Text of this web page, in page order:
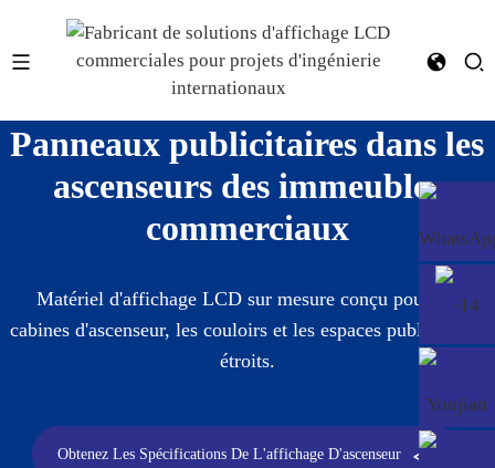
Panneaux publicitaires dans les
ascenseurs des immeubles
commerciaux
Matériel d'affichage LCD sur mesure conçu pour les
cabines d'ascenseur, les couloirs et les espaces publicitaires
étroits.
Obtenez Les Spécifications De L'affichage D'ascenseur